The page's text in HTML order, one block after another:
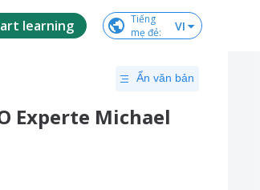
learning
Tiếng
mẹ đẻ: VI
Ẩn văn bản
Experte Michael